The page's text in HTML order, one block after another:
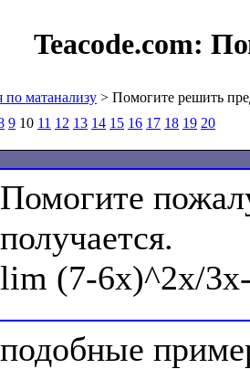
Teacode.com:
по матанализу > Помогите решить
9 10 11 12 13 14 15 16 17 18 19 20
Помогите
получается.
подобные